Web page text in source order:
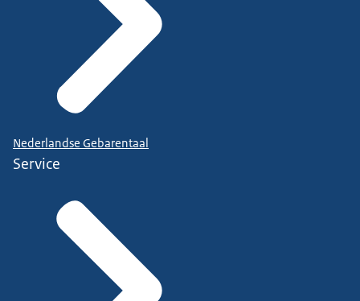
Nederlandse Gebarentaal
Service